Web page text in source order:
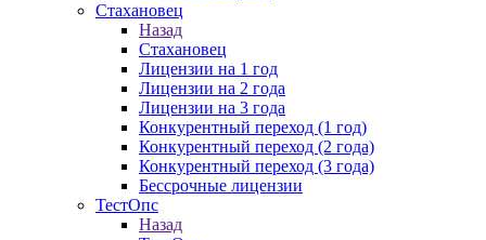
Стахановец
Назад
Стахановец
Лицензии на 1 год
Лицензии на 2 года
Лицензии на 3 года
Конкурентный переход (1 год)
Конкурентный переход (2 года)
Конкурентный переход (3 года)
Бессрочные лицензии
ТестОпс
Назад